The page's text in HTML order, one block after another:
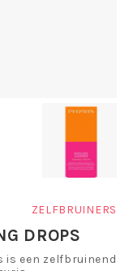
ZELFBRUINERS
DROPS
is een zelfbruinend